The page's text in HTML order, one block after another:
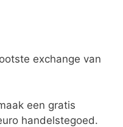
exchange van
een gratis
handelstegoed.